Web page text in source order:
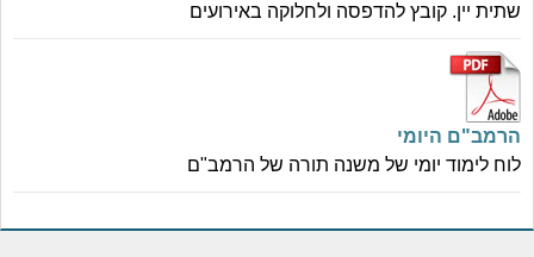
שתית יין. קובץ להדפסה ולחלוקה באירועים
הרמב"ם היומי
לוח לימוד יומי של משנה תורה של הרמב"ם